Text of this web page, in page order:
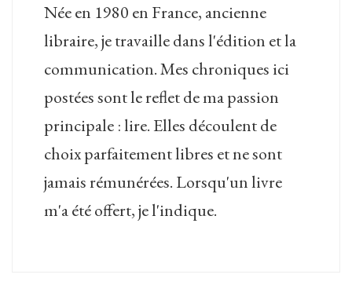
Née en 1980 en France, ancienne
libraire, je travaille dans l'édition et la
communication. Mes chroniques ici
postées sont le reflet de ma passion
principale : lire. Elles découlent de
choix parfaitement libres et ne sont
jamais rémunérées. Lorsqu'un livre
m'a été offert, je l'indique.